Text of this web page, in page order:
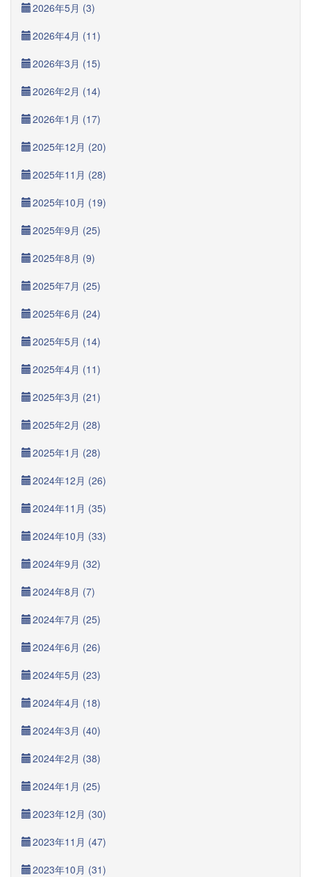
2026年5月 (3)
2026年4月 (11)
2026年3月 (15)
2026年2月 (14)
2026年1月 (17)
2025年12月 (20)
2025年11月 (28)
2025年10月 (19)
2025年9月 (25)
2025年8月 (9)
2025年7月 (25)
2025年6月 (24)
2025年5月 (14)
2025年4月 (11)
2025年3月 (21)
2025年2月 (28)
2025年1月 (28)
2024年12月 (26)
2024年11月 (35)
2024年10月 (33)
2024年9月 (32)
2024年8月 (7)
2024年7月 (25)
2024年6月 (26)
2024年5月 (23)
2024年4月 (18)
2024年3月 (40)
2024年2月 (38)
2024年1月 (25)
2023年12月 (30)
2023年11月 (47)
2023年10月 (31)